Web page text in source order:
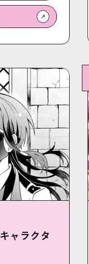
ャラクタ